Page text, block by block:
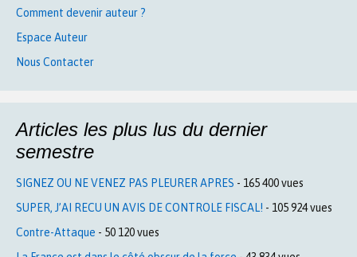
Comment devenir auteur ?
Espace Auteur
Nous Contacter
Articles les plus lus du dernier
semestre
SIGNEZ OU NE VENEZ PAS PLEURER APRES - 165 400 vues
SUPER, J’AI RECU UN AVIS DE CONTROLE FISCAL! - 105 924 vues
Contre-Attaque - 50 120 vues